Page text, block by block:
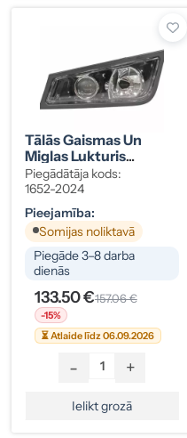
Tālās Gaismas Un
Miglas Lukturis
Kreisais Volvo FH, 08-
12 21035701
Piegādātāja kods:
1652-2024
Pieejamība:
Somijas noliktavā
Piegāde 3–8 darba
dienās
133.50 €157.06 €
-15%
⏳ Atlaide līdz 06.09.2026
- +
Ielikt grozā